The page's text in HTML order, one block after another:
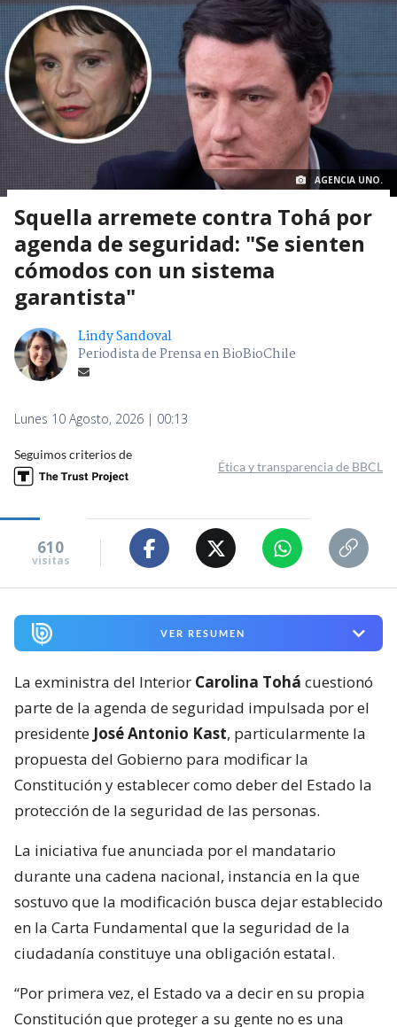
AGENCIA UNO.
Squella arremete contra Tohá por
agenda de seguridad: "Se sienten
cómodos con un sistema
garantista"
Lindy Sandoval
Periodista de Prensa en BioBioChile
Lunes 10 Agosto, 2026 | 00:13
Seguimos criterios de
Ética y transparencia de BBCL
610
visitas
VER RESUMEN
La exministra del Interior Carolina Tohá cuestionó
parte de la agenda de seguridad impulsada por el
presidente José Antonio Kast, particularmente la
propuesta del Gobierno para modificar la
Constitución y establecer como deber del Estado la
protección de la seguridad de las personas.
La iniciativa fue anunciada por el mandatario
durante una cadena nacional, instancia en la que
sostuvo que la modificación busca dejar establecido
en la Carta Fundamental que la seguridad de la
ciudadanía constituye una obligación estatal.
“Por primera vez, el Estado va a decir en su propia
Constitución que proteger a su gente no es una